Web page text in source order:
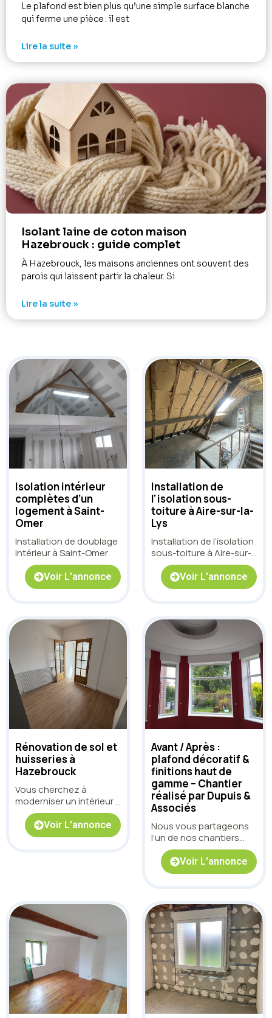
Le plafond est bien plus qu’une simple surface blanche
qui ferme une pièce : il est
Lire la suite »
Isolant laine de coton maison
Hazebrouck : guide complet
À Hazebrouck, les maisons anciennes ont souvent des
parois qui laissent partir la chaleur. Si
Lire la suite »
Isolation intérieur
complètes d’un
logement à Saint-
Omer
Installation de doublage
intérieur à Saint-Omer
Voir L'annonce
Installation de
l'isolation sous-
toiture à Aire-sur-la-
Lys
Installation de l’isolation
sous-toiture à Aire-sur-
la-Lys
Voir L'annonce
Rénovation de sol et
huisseries à
Hazebrouck
Vous cherchez à
moderniser un intérieur à
Hazebrouck tout en
conservant une circ
Voir L'annonce
Avant / Après :
plafond décoratif &
finitions haut de
gamme – Chantier
réalisé par Dupuis &
Associés
Nous vous partageons
l’un de nos chantiers
“avant / après” où
l’objectif était clair :
redonner du cachet à
rendu net, durable et
harmonieux.
Voir L'annonce